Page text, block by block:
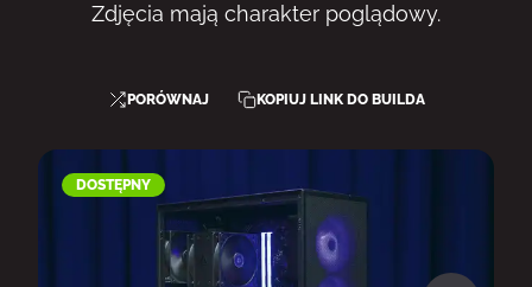
Zdjęcia mają charakter poglądowy.
PORÓWNAJ KOPIUJ LINK DO BUILDA
DOSTĘPNY